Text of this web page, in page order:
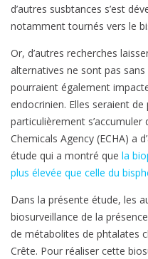
d’autres susbtances s’est
notamment tournés vers le
Or, d’autres recherches
alternatives ne sont pas sans
pourraient également
endocrinien. Elles seraient de
particulièrement s’accumuler
Chemicals Agency (ECHA) a
étude qui a montré que la
plus élevée que celle du
Dans la présente étude, les
biosurveillance de la
de métabolites de phtalates
Crête. Pour réaliser cette